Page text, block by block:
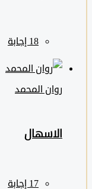
روان المحمد
الاسهال